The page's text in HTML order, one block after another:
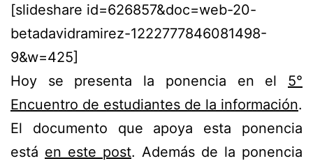
[slideshare id=626857&doc=web-20-
betadavidramirez-1222777846081498-
9&w=425]
Hoy se presenta la ponencia en el 5°
Encuentro de estudiantes de la información.
El documento que apoya esta ponencia
está en este post. Además de la ponencia